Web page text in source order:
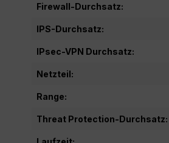
Firewall-Durchsatz:
IPS-Durchsatz:
IPsec-VPN Durchsatz:
Netzteil:
Range:
Threat Protection-Durchsatz: